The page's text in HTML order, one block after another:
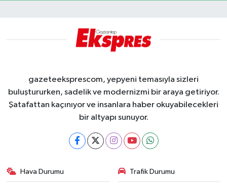
gazeteeksprescom, yepyeni temasıyla sizleri
buluştururken, sadelik ve modernizmi bir araya getiriyor.
Şatafattan kaçınıyor ve insanlara haber okuyabilecekleri
bir altyapı sunuyor.
Hava Durumu Trafik Durumu